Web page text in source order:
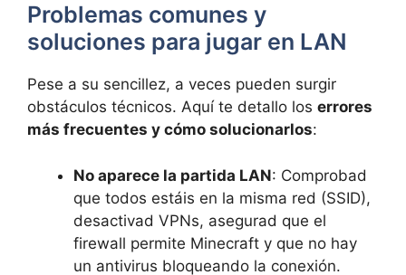
Problemas comunes y
soluciones para jugar en LAN
Pese a su sencillez, a veces pueden surgir
obstáculos técnicos. Aquí te detallo los errores
más frecuentes y cómo solucionarlos:
No aparece la partida LAN: Comprobad
que todos estáis en la misma red (SSID),
desactivad VPNs, asegurad que el
firewall permite Minecraft y que no hay
un antivirus bloqueando la conexión.